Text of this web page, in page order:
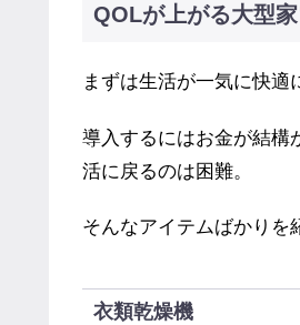
QOLが上がる大型
まずは生活が一気に快適
導入するにはお金が結構
活に戻るのは困難。
そんなアイテムばかりを
衣類乾燥機